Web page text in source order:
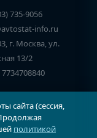
735-9056
info.ru
г. Москва, ул.
13/2
сайта (сессия,
политикой